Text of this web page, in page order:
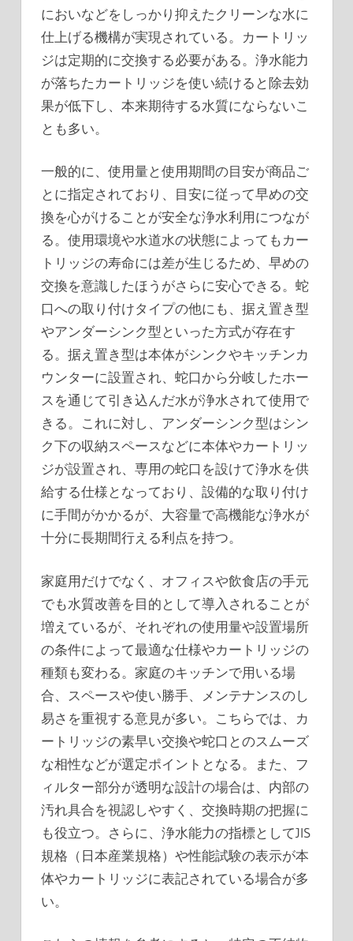
においなどをしっかり抑えたクリーンな水に
仕上げる機構が実現されている。カートリッ
ジは定期的に交換する必要がある。浄水能力
が落ちたカートリッジを使い続けると除去効
果が低下し、本来期待する水質にならないこ
とも多い。
一般的に、使用量と使用期間の目安が商品ご
とに指定されており、目安に従って早めの交
換を心がけることが安全な浄水利用につなが
る。使用環境や水道水の状態によってもカー
トリッジの寿命には差が生じるため、早めの
交換を意識したほうがさらに安心できる。蛇
口への取り付けタイプの他にも、据え置き型
やアンダーシンク型といった方式が存在す
る。据え置き型は本体がシンクやキッチンカ
ウンターに設置され、蛇口から分岐したホー
スを通じて引き込んだ水が浄水されて使用で
きる。これに対し、アンダーシンク型はシン
ク下の収納スペースなどに本体やカートリッ
ジが設置され、専用の蛇口を設けて浄水を供
給する仕様となっており、設備的な取り付け
に手間がかかるが、大容量で高機能な浄水が
十分に長期間行える利点を持つ。
家庭用だけでなく、オフィスや飲食店の手元
でも水質改善を目的として導入されることが
増えているが、それぞれの使用量や設置場所
の条件によって最適な仕様やカートリッジの
種類も変わる。家庭のキッチンで用いる場
合、スペースや使い勝手、メンテナンスのし
易さを重視する意見が多い。こちらでは、カ
ートリッジの素早い交換や蛇口とのスムーズ
な相性などが選定ポイントとなる。また、フ
ィルター部分が透明な設計の場合は、内部の
汚れ具合を視認しやすく、交換時期の把握に
も役立つ。さらに、浄水能力の指標としてJIS
規格（日本産業規格）や性能試験の表示が本
体やカートリッジに表記されている場合が多
い。